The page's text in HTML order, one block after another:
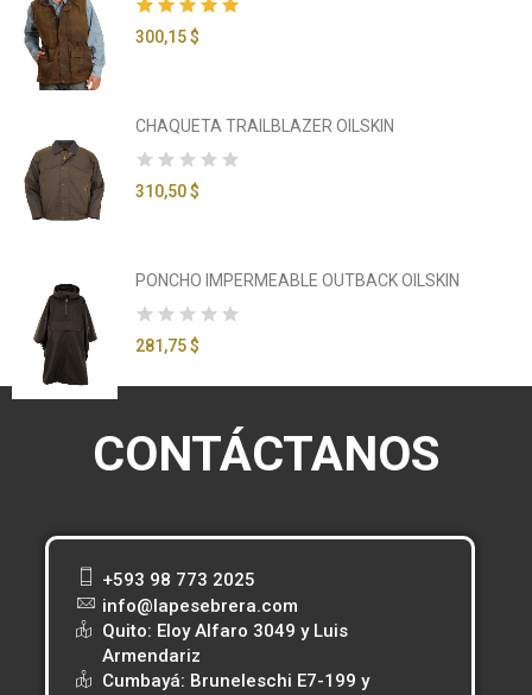
300,15 $
CHAQUETA TRAILBLAZER OILSKIN
310,50 $
PONCHO IMPERMEABLE OUTBACK OILSKIN
281,75 $
CONTÁCTANOS
+593 98 773 2025
info@lapesebrera.com
Quito: Eloy Alfaro 3049 y Luis
Armendariz
Cumbayá: Bruneleschi E7-199 y